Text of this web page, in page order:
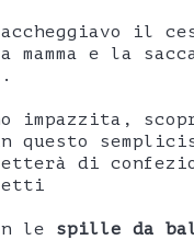
il
e la
impazzita,
questo
di
le spille da